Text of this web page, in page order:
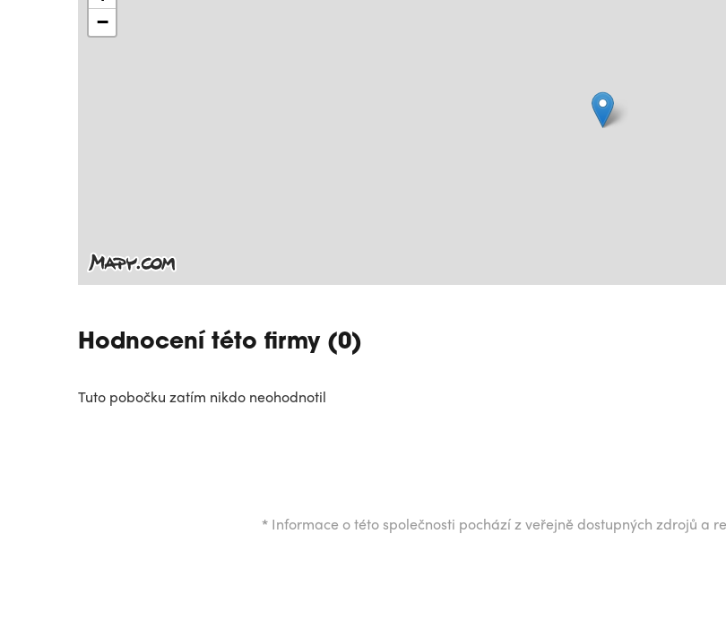
−
Hodnocení této firmy (0)
Tuto pobočku zatím nikdo neohodnotil
* Informace o této společnosti pochází z veřejně dostupných zdrojů a